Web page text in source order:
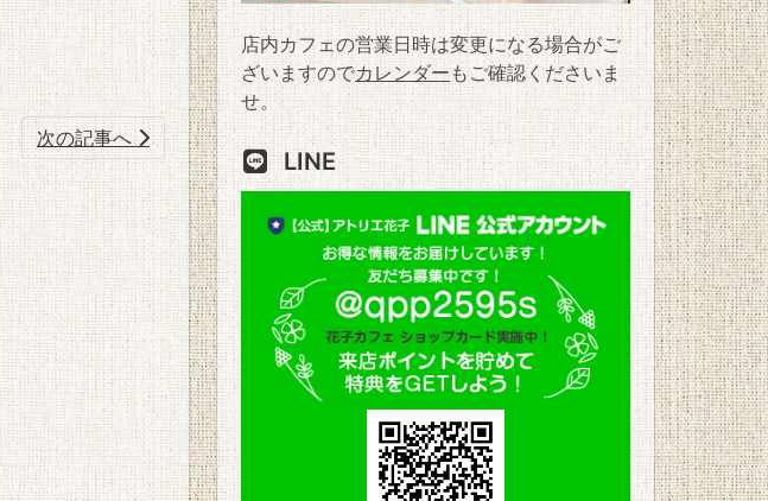
次の記事へ
店内カフェの営業日時は変更になる場合がご
ざいますのでカレンダーもご確認くださいま
せ。
LINE